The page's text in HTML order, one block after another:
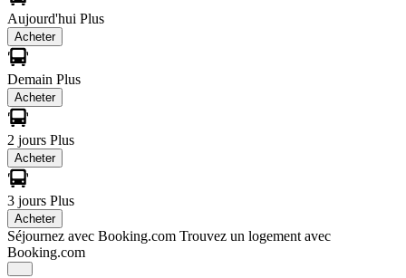
Aujourd'hui Plus
Acheter
Demain Plus
Acheter
2 jours Plus
Acheter
3 jours Plus
Acheter
Séjournez avec Booking.com Trouvez un logement avec
Booking.com